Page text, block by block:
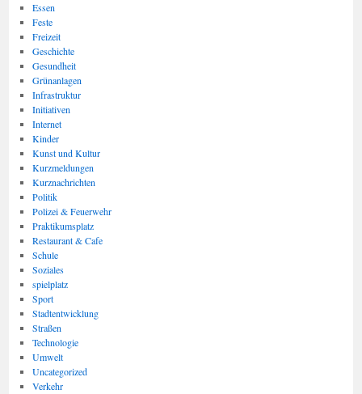
Essen
Feste
Freizeit
Geschichte
Gesundheit
Grünanlagen
Infrastruktur
Initiativen
Internet
Kinder
Kunst und Kultur
Kurzmeldungen
Kurznachrichten
Politik
Polizei & Feuerwehr
Praktikumsplatz
Restaurant & Cafe
Schule
Soziales
spielplatz
Sport
Stadtentwicklung
Straßen
Technologie
Umwelt
Uncategorized
Verkehr